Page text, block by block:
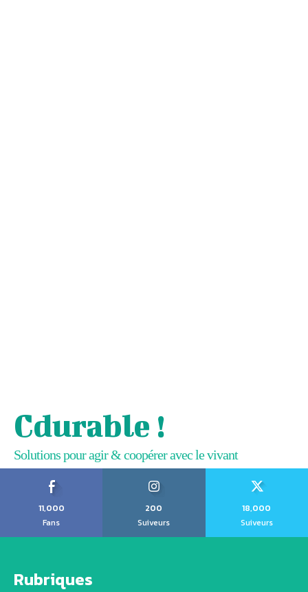
Cdurable !
Solutions pour agir & coopérer avec le vivant
11,000
Fans
200
Suiveurs
18,000
Suiveurs
Rubriques